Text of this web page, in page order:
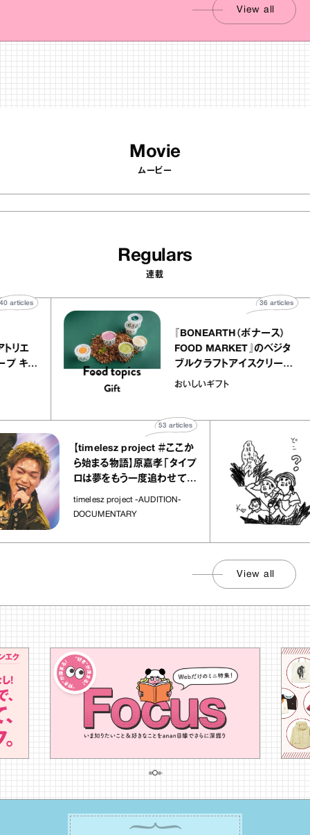
View all
Movie
ムービー
Regulars
連載
アトリエ
レープ キャ
40articles
『BONEARTH（ボナース）
FOOD MARKET』のベジ
ブルクラフトアイスクリー
｜真野知子の「おいしい
おいしいギフト
36
【timelesz project ＃ここか
ら始まる物語】原嘉孝「タイプ
ロは夢をもう一度追わせてく
れた場所」
timelesz project -AUDITION-
DOCUMENTARY
articles
View all